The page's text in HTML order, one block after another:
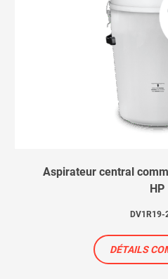
Aspirateur central
HP
DV1R19-
DÉTAILS